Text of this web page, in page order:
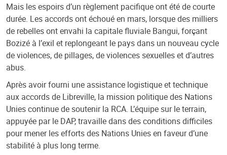
Mais les espoirs d’un règlement pacifique ont été de courte
durée. Les accords ont échoué en mars, lorsque des milliers
de rebelles ont envahi la capitale fluviale Bangui, forçant
Bozizé à l’exil et replongeant le pays dans un nouveau cycle
de violences, de pillages, de violences sexuelles et d’autres
abus.
Après avoir fourni une assistance logistique et technique
aux accords de Libreville, la mission politique des Nations
Unies continue de soutenir la RCA. L’équipe sur le terrain,
appuyée par le DAP, travaille dans des conditions difficiles
pour mener les efforts des Nations Unies en faveur d’une
stabilité à plus long terme.